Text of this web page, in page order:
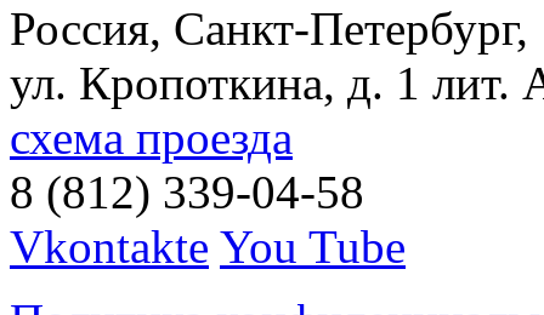
Россия, Санкт-Петербург,
ул. Кропоткина, д. 1 лит.
схема проезда
8 (812) 339-04-58
Vkontakte You Tube